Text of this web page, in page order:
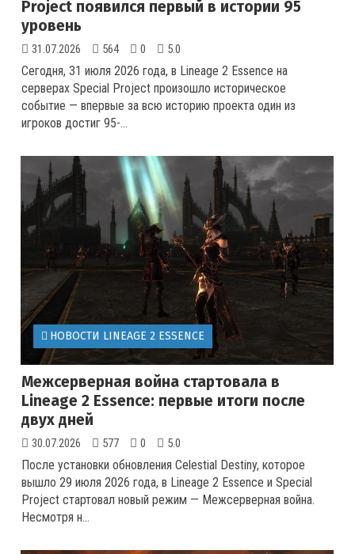
Project появился первый в истории 95
уровень
31.07.2026 564 0 5.0
Сегодня, 31 июля 2026 года, в Lineage 2 Essence на
серверах Special Project произошло историческое
событие — впервые за всю историю проекта один из
игроков достиг 95-...
НОВОСТИ LINEAGE 2 ESSENCE
Межсерверная война стартовала в
Lineage 2 Essence: первые итоги после
двух дней
30.07.2026 577 0 5.0
После установки обновления Celestial Destiny, которое
вышло 29 июля 2026 года, в Lineage 2 Essence и Special
Project стартовал новый режим — Межсерверная война.
Несмотря н...